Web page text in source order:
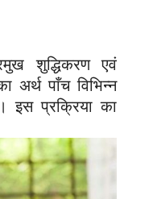
शुद्धिकरण एवं
अर्थ पाँच विभिन्न
इस प्रक्रिया का